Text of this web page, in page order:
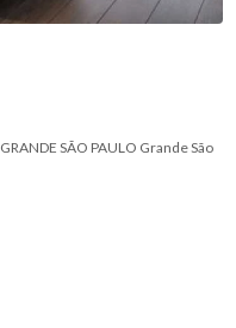
GRANDE SÃO PAULO Grande São